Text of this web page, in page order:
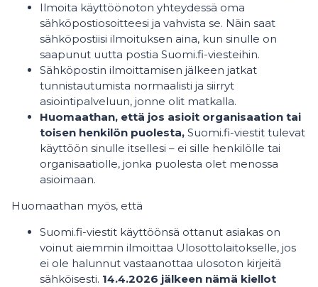
Ilmoita käyttöönoton yhteydessä oma
sähköpostiosoitteesi ja vahvista se. Näin saat
sähköpostiisi ilmoituksen aina, kun sinulle on
saapunut uutta postia Suomi.fi-viesteihin.
Sähköpostin ilmoittamisen jälkeen jatkat
tunnistautumista normaalisti ja siirryt
asiointipalveluun, jonne olit matkalla.
Huomaathan, että jos asioit organisaation tai
toisen henkilön puolesta, Suomi.fi-viestit tulevat
käyttöön sinulle itsellesi – ei sille henkilölle tai
organisaatiolle, jonka puolesta olet menossa
asioimaan.
Huomaathan myös, että
Suomi.fi-viestit käyttöönsä ottanut asiakas on
voinut aiemmin ilmoittaa Ulosottolaitokselle, jos
ei ole halunnut vastaanottaa ulosoton kirjeitä
sähköisesti. 14.4.2026 jälkeen nämä kiellot